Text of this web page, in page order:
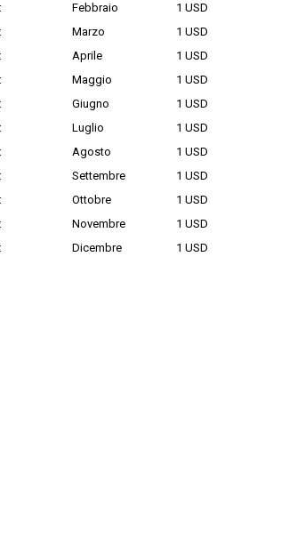
Febbraio 1 USD
Marzo 1 USD
Aprile 1 USD
Maggio 1 USD
Giugno 1 USD
Luglio 1 USD
Agosto 1 USD
Settembre 1 USD
Ottobre 1 USD
Novembre 1 USD
Dicembre 1 USD